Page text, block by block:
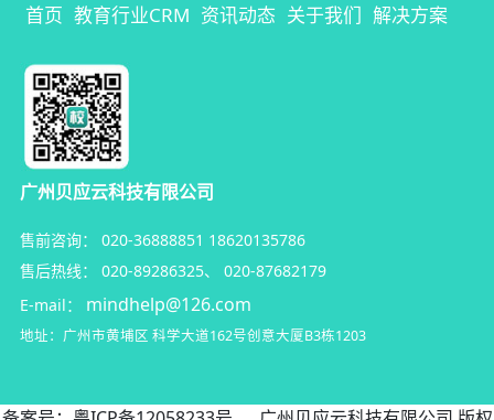
首页 教育行业CRM 资讯动态 关于我们 解决方案
广州贝应云科技有限公司
售前咨询： 020-36888851 18620135786
售后热线：
020-89286325、 020-87682179
E-mail：
mindhelp@126.com
地址：广州市黄埔区 科学大道162号创意大厦B3栋1203